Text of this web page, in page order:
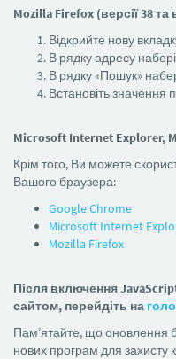
Mozilla Firefox (версії 38
Відкрийте нову
В рядку адресу
В рядку «Пошук»
Встановіть значення
Microsoft Internet Explorer,
Крім того, Ви можете
Вашого браузера:
Google Chrome
Microsoft Internet
Mozilla Firefox
Після включення
сайтом, перейдіть на
Пам’ятайте, що оновлення
нових програм для